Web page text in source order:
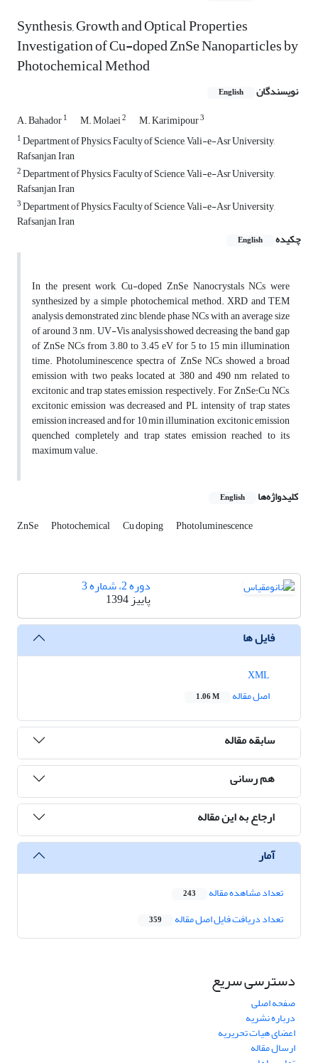
Synthesis, Growth and Optical Properties
Investigation of Cu-doped ZnSe Nanoparticles by
Photochemical Method
نویسندگان English
A. Bahador1 M. Molaei2 M. Karimipour3
1Department of Physics, Faculty of Science, Vali-e-Asr University,
Rafsanjan, Iran
2Department of Physics, Faculty of Science, Vali-e-Asr University,
Rafsanjan, Iran
3Department of Physics, Faculty of Science, Vali-e-Asr University,
Rafsanjan, Iran
چکیده
English
In the present work, Cu-doped ZnSe Nanocrystals NCs were
synthesized by a simple photochemical method. XRD and TEM
analysis demonstrated zinc blende phase NCs with an average size
of around 3 nm. UV-Vis analysis showed decreasing the band gap
of ZnSe NCs from 3.80 to 3.45 eV for 5 to 15 min illumination
time. Photoluminescence spectra of ZnSe NCs showed a broad
emission with two peaks located at 380 and 490 nm related to
excitonic and trap states emission, respectively. For ZnSe:Cu NCs,
excitonic emission was decreased and PL intensity of trap states
emission increased and for 10 min illumination, excitonic emission
quenched completely and trap states emission reached to its
maximum value.
کلیدواژه‌ها English
ZnSe Photochemical Cu doping Photoluminescence
دوره 2، شماره 3
پاییز 1394
فایل ها
اصل مقاله
1.06 M
سابقه مقاله
هم رسانی
ارجاع به این مقاله
آمار
تعداد مشاهده مقاله 243
تعداد دریافت فایل اصل مقاله 359
دسترسی سریع
صفحه اصلی
درباره نشریه
اعضای هیات تحریریه
ارسال مقاله